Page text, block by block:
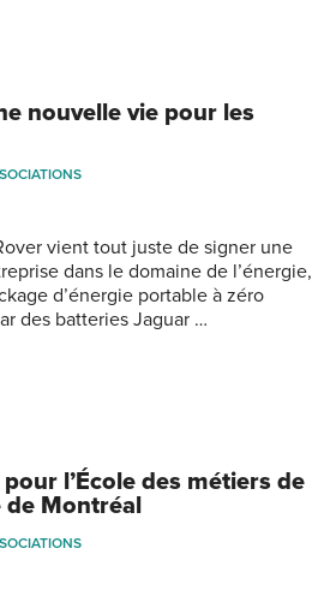
nouvelle vie pour les
vient tout juste de signer une
dans le domaine de l’énergie,
d’énergie portable à zéro
des batteries Jaguar …
l’École des métiers de
de Montréal